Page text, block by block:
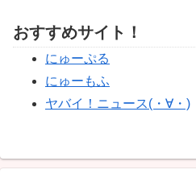
おすすめサイト！
にゅーぷる
にゅーもふ
ヤバイ！ニュース(・∀・)